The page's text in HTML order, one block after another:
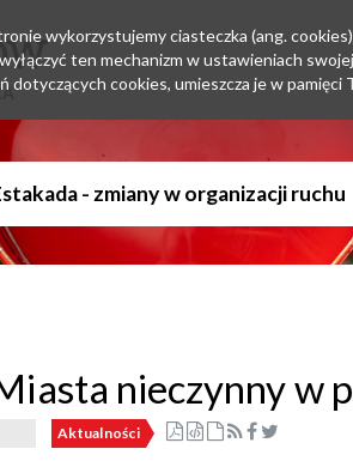
w EZD
nieczynny w
Aktualności
wykorzystujemy ciasteczka (ang.
ten mechanizm w ustawieniach
dotyczących cookies, umieszcza je w pamięci